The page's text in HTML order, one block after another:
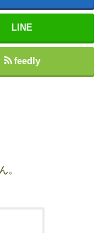
LINE
feedly
。